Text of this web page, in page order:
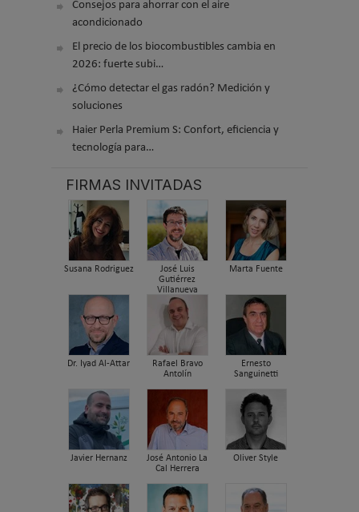
Consejos para ahorrar con el aire
acondicionado
El precio de los biocombustibles cambia en
2026: fuerte subi…
¿Cómo detectar el gas radón? Medición y
soluciones
Haier Perla Premium S: Confort, eficiencia y
tecnología para…
FIRMAS INVITADAS
Susana Rodriguez
José Luis
Gutiérrez
Villanueva
Marta Fuente
Dr. Iyad Al-Attar
Rafael Bravo
Antolín
Ernesto
Sanguinetti
Javier Hernanz
José Antonio La
Cal Herrera
Oliver Style